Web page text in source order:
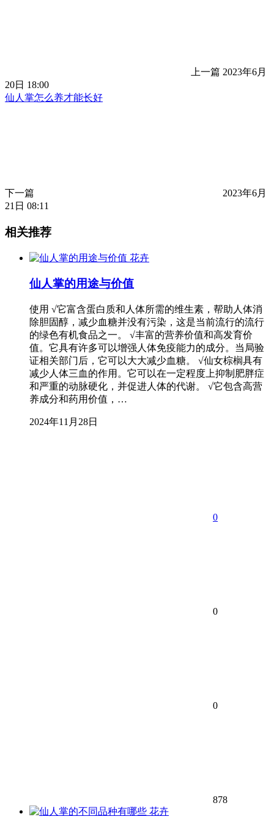
上一篇 2023年6月
20日 18:00
仙人掌怎么养才能长好
下一篇
2023年6月
21日 08:11
相关推荐
花卉
仙人掌的用途与价值
使用 √它富含蛋白质和人体所需的维生素，帮助人体消
除胆固醇，减少血糖并没有污染，这是当前流行的流行
的绿色有机食品之一。 √丰富的营养价值和高发育价
值。它具有许多可以增强人体免疫能力的成分。当局验
证相关部门后，它可以大大减少血糖。 √仙女棕榈具有
减少人体三血的作用。它可以在一定程度上抑制肥胖症
和严重的动脉硬化，并促进人体的代谢。 √它包含高营
养成分和药用价值，…
2024年11月28日
0
0
0
878
花卉